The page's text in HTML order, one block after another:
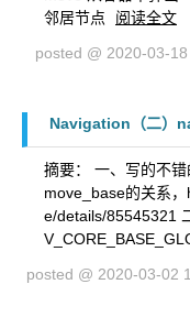
邻居节点
阅读全文
posted @ 2020-03-
Navigation（二）
摘要： 一、写的不
move_base的关系
e/details/85545321
posted @ 2020-03-02